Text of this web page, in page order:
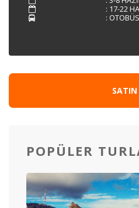
: 17-22
:
POPÜLER